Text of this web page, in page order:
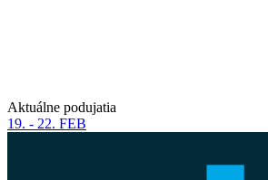
Aktuálne podujatia
19. - 22. FEB